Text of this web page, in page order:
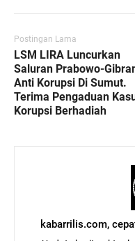
Postingan Lama
LSM LIRA Luncurkan
Saluran Prabowo-
Anti Korupsi Di Sumut.
Terima Pengaduan
Korupsi Berhadiah
kabarrilis.com,